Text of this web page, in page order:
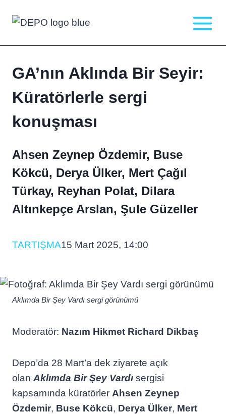
GA’nın Aklında Bir Seyir:
Küratörlerle sergi
konuşması
Ahsen Zeynep Özdemir, Buse
Kökcü, Derya Ülker, Mert Çağıl
Türkay, Reyhan Polat, Dilara
Altınkepçe Arslan, Şule Güzeller
TARTIŞMA15 Mart 2025, 14:00
Aklımda Bir Şey Vardı sergi görünümü
Moderatör: Nazım Hikmet Richard Dikbaş
Depo’da 28 Mart’a dek ziyarete açık
olan Aklımda Bir Şey Vardı sergisi
kapsamında küratörler Ahsen Zeynep
Özdemir, Buse Kökcü, Derya Ülker, Mert